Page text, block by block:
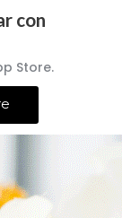
con
Store.